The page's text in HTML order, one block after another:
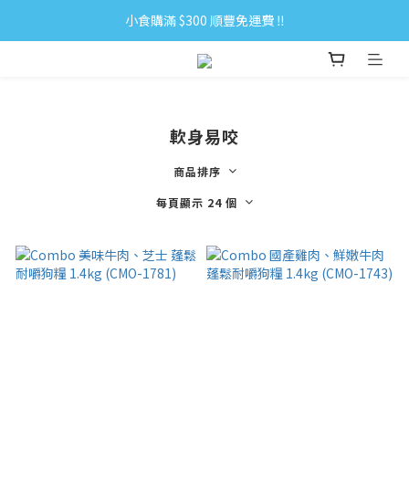
小食購滿 $300 順豐免運費 ‼
小食購滿 $300 順豐免運費 ‼
全單購滿 $500 免運費 ♥︎ 會員積分回贈 $1＝1Pt.
軟身易咬
商品排序
每頁顯示 24 個